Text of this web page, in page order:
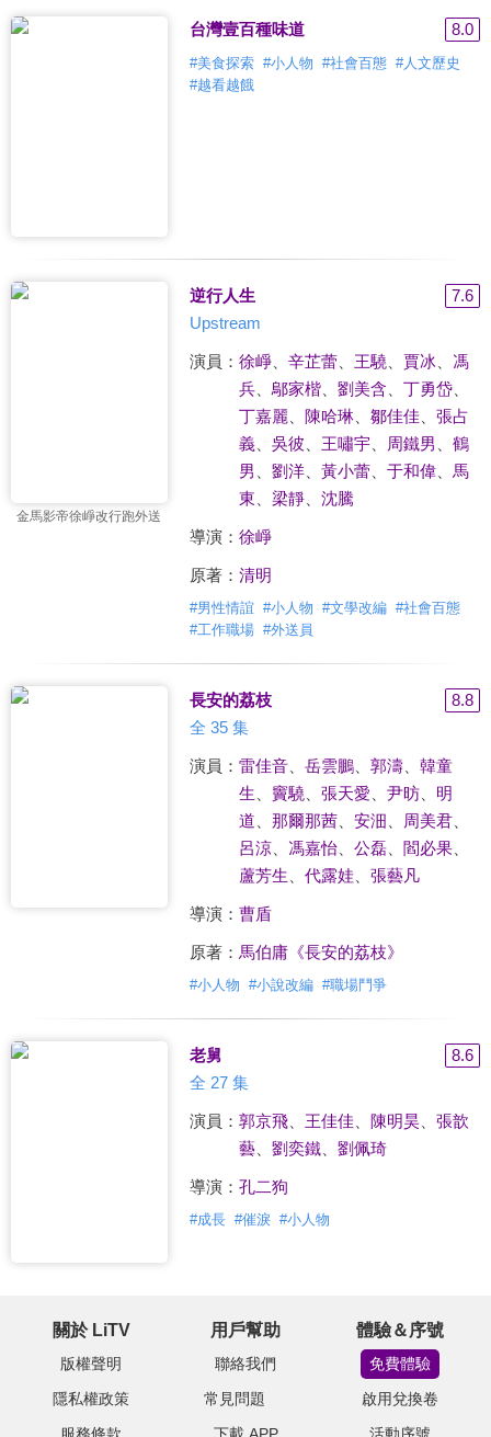
台灣壹百種味道 8.0
#美食探索 #小人物 #社會百態 #人文歷史
#越看越餓
金馬影帝徐崢改行跑外送
逆行人生
7.6
Upstream
演員： 徐崢、 辛芷蕾、 王驍 賈冰
馮
兵、 鄔家楷、 劉美含 丁勇岱、
丁嘉麗
陳哈琳、 鄒佳佳
張占
義、 吳彼 王嘯宇、 周鐵男
鶴
男
劉洋、 黃小蕾、 于和偉、 馬
東
梁靜、 沈騰
導演： 徐崢
原著： 清明
#男性情誼 #小人物 #文學改編 #社會百態
#工作職場 #外送員
長安的荔枝
8.8
全 35 集
演員： 雷佳音、 岳雲鵬、 郭濤、 韓童
生
竇驍 張天愛 尹昉、 明
道
那爾那茜、 安沺 周美君、
呂涼、 馮嘉怡、 公磊、 閻必果、
蘆芳生
代露娃、 張藝凡
導演： 曹盾
原著： 馬伯庸《長安的荔枝》
#小人物 #小說改編 #職場鬥爭
老舅
8.6
全 27 集
演員： 郭京飛、 王佳佳 陳明昊、 張歆
藝、 劉奕鐵、 劉佩琦
導演： 孔二狗
#成長 #催淚 #小人物
關於 LiTV
版權聲明
隱私權政策
用戶幫助
聯絡我們
常見問題
體驗＆序號
免費體驗
啟用兌換卷